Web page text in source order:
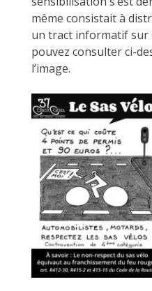
même consistait à
un tract informatif sur
pouvez consulter ci-
l’image.